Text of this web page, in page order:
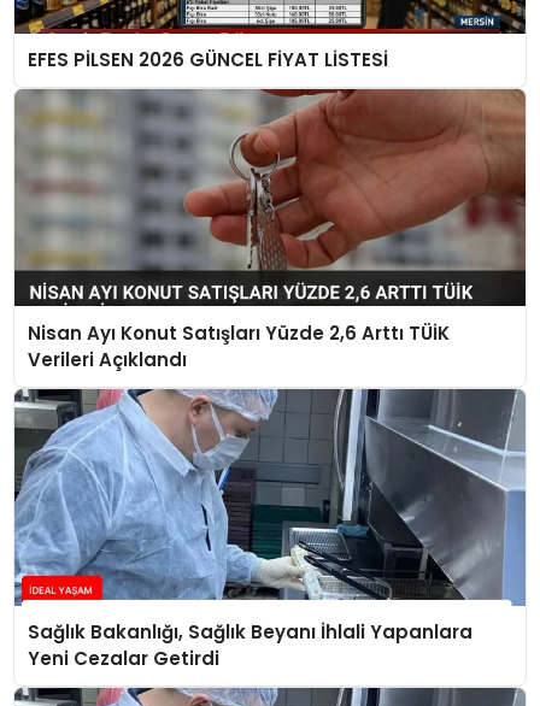
EFES PİLSEN 2026 GÜNCEL FİYAT LİSTESİ
Nisan Ayı Konut Satışları Yüzde 2,6 Arttı TÜİK
Verileri Açıklandı
Sağlık Bakanlığı, Sağlık Beyanı İhlali Yapanlara
Yeni Cezalar Getirdi